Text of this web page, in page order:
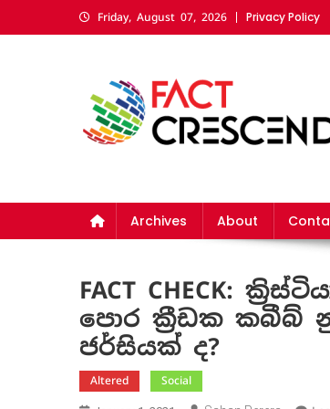
to
Friday, August 07, 2026 Privacy Policy
Archives About
FACT CHECK:
පොර ක්‍රීඩක කබීබ්
ජර්සියක් ද?
Altered Social